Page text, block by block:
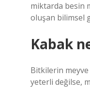
miktarda besin
oluşan bilimsel
Kabak
Bitkilerin
yeterli değilse,